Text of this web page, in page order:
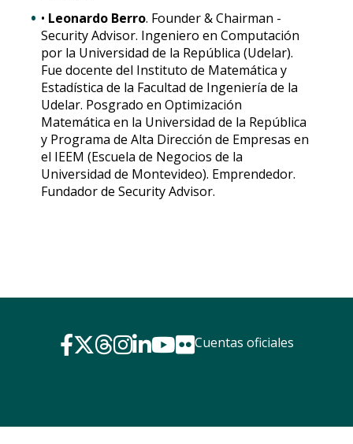
• Leonardo Berro. Founder & Chairman -
Security Advisor. Ingeniero en Computación
por la Universidad de la República (Udelar).
Fue docente del Instituto de Matemática y
Estadística de la Facultad de Ingeniería de la
Udelar. Posgrado en Optimización
Matemática en la Universidad de la República
y Programa de Alta Dirección de Empresas en
el IEEM (Escuela de Negocios de la
Universidad de Montevideo). Emprendedor.
Fundador de Security Advisor.
Cuentas oficiales